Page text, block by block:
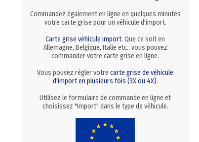
Commandez également en ligne en quelques minutes
votre carte grise pour un véhicule d'import.
Carte grise véhicule import. Que ce soit en
Allemagne, Belgique, Italie etc.. vous pouvez
commander votre carte grise en ligne.
Vous pouvez régler votrecarte grise de véhicule
d'import en plusieurs fois (3X ou 4X).
Utilisez le formulaire de commande en ligne et
choisissez "Import" dans le type de véhicule.